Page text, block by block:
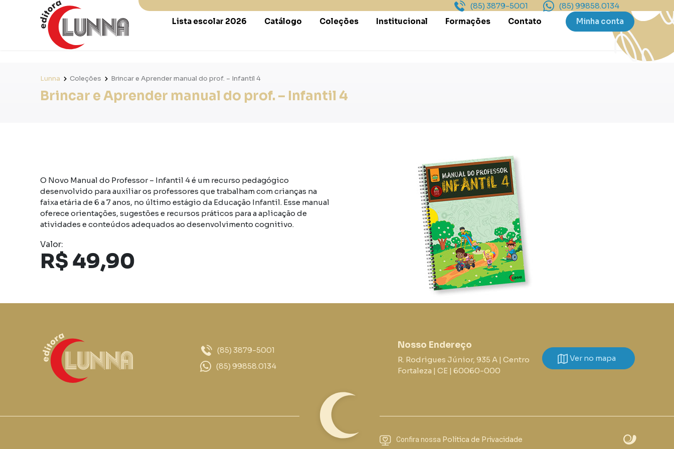
(85) 3879-5001
(85) 99858.0134
Lista escolar 2026
Catálogo Coleções Institucional Formações Contato Minha conta
Lunna Coleções Brincar e Aprender manual do prof. – Infantil 4
Brincar e Aprender manual do prof. – Infantil 4
O Novo Manual do Professor – Infantil 4 é um recurso pedagógico
desenvolvido para auxiliar os professores que trabalham com crianças na
faixa etária de 6 a 7 anos, no último estágio da Educação Infantil. Esse manual
oferece orientações, sugestões e recursos práticos para a aplicação de
atividades e conteúdos adequados ao desenvolvimento cognitivo.
Valor:
R$ 49,90
(85) 3879-5001
(85) 99858.0134
Nosso Endereço
R. Rodrigues Júnior, 935 A | Centro
Fortaleza | CE | 60060-000
Ver no mapa
Confira nossa Política de Privacidade